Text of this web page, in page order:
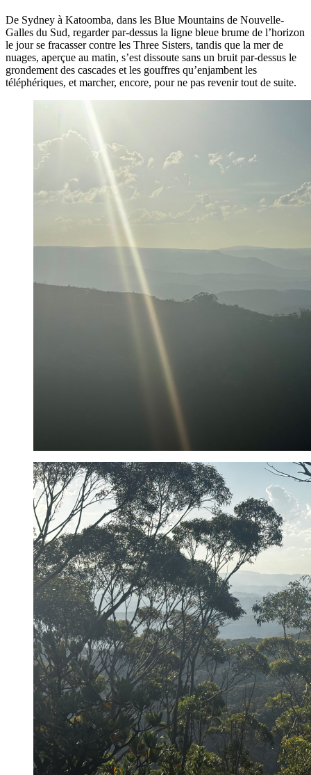
De Sydney à Katoomba, dans les Blue Mountains de Nouvelle-
Galles du Sud, regarder par-dessus la ligne bleue brume de l’horizon
le jour se fracasser contre les Three Sisters, tandis que la mer de
nuages, aperçue au matin, s’est dissoute sans un bruit par-dessus le
grondement des cascades et les gouffres qu’enjambent les
téléphériques, et marcher, encore, pour ne pas revenir tout de suite.